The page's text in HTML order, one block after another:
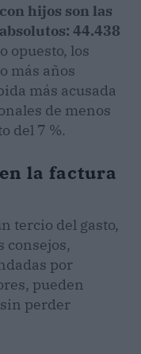
hijos son las
44.438
opuesto, los
más años
más acusada
de menos
del 7 %.
la factura
tercio del gasto,
consejos,
por
pueden
perder